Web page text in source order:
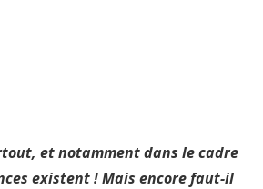
et notamment dans le cadre
existent ! Mais encore faut-il